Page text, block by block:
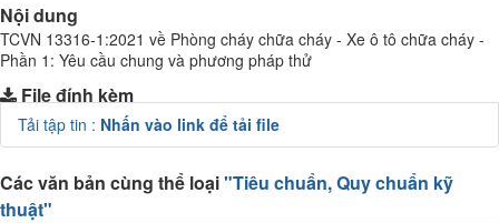
Nội dung
TCVN 13316-1:2021 về Phòng cháy chữa cháy - Xe ô tô chữa cháy -
Phần 1: Yêu cầu chung và phương pháp thử
File đính kèm
Tải tập tin : Nhấn vào link để tải file
Các văn bản cùng thể loại"Tiêu chuẩn, Quy chuẩn kỹ
thuật"